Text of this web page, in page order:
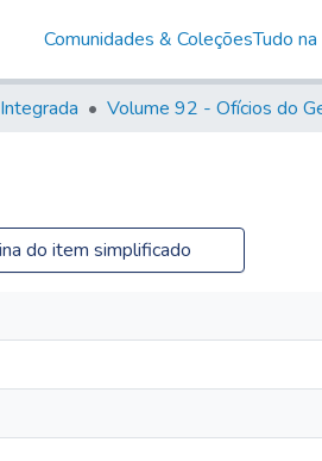
Comunidades & ColeçõesTudo
do item simplificado